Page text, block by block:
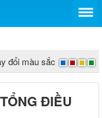
đổi màu sắc
ĐIỀU